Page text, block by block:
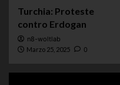
Turchia: Proteste
contro Erdogan
n8-woltlab
Marzo 25, 2025 0